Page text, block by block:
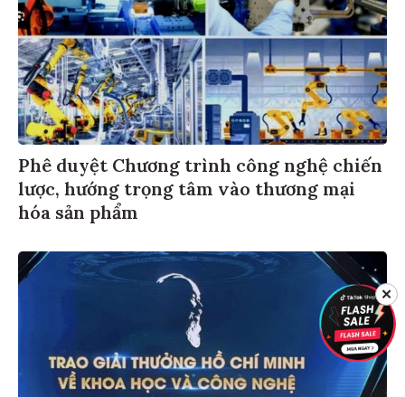
Phê duyệt Chương trình công nghệ chiến
lược, hướng trọng tâm vào thương mại
hóa sản phẩm
✕